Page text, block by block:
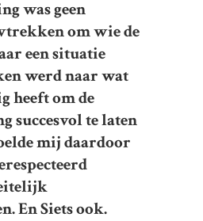
was geen
om wie de
een situatie
werd naar wat
heeft om de
succesvol te laten
mij daardoor
En Siets ook.